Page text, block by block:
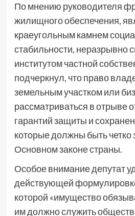
По мнению руководителя
жилищного обеспечения,
краеугольным камнем
стабильности, неразрывно
институтом частной
подчеркнул, что право
земельным участком или
рассматриваться в отрыве
гарантий защиты и
которые должны быть
Основном законе страны.
Особое внимание депутат
действующей
которой «имущество
им должно служить